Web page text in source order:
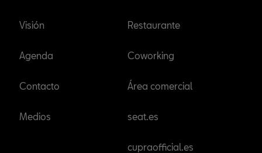
Visión
Agenda
Contacto
Medios
Restaurante
Coworking
Área comercial
seat.es
cupraofficial.es